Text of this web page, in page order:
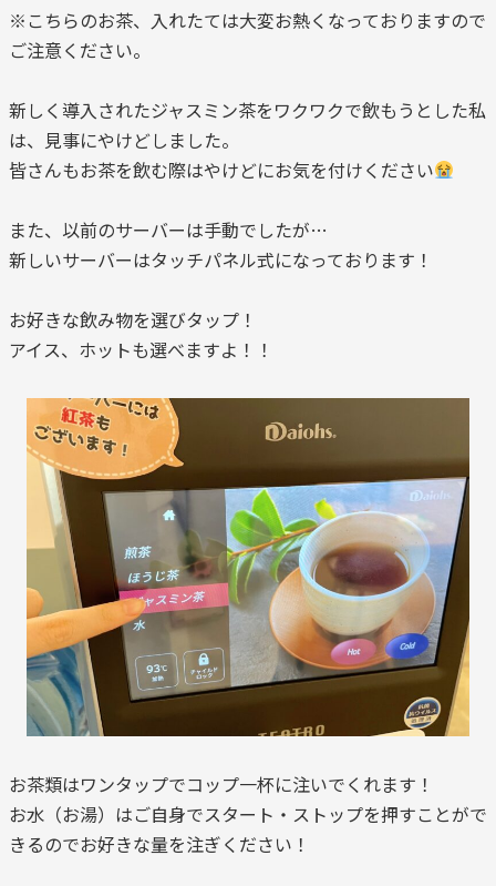
※こちらのお茶、入れたては大変お熱くなっておりますので
ご注意ください。
新しく導入されたジャスミン茶をワクワクで飲もうとした私
は、見事にやけどしました。
皆さんもお茶を飲む際はやけどにお気を付けください
また、以前のサーバーは手動でしたが…
新しいサーバーはタッチパネル式になっております！
お好きな飲み物を選びタップ！
アイス、ホットも選べますよ！！
お茶類はワンタップでコップ一杯に注いでくれます！
お水（お湯）はご自身でスタート・ストップを押すことがで
きるのでお好きな量を注ぎください！